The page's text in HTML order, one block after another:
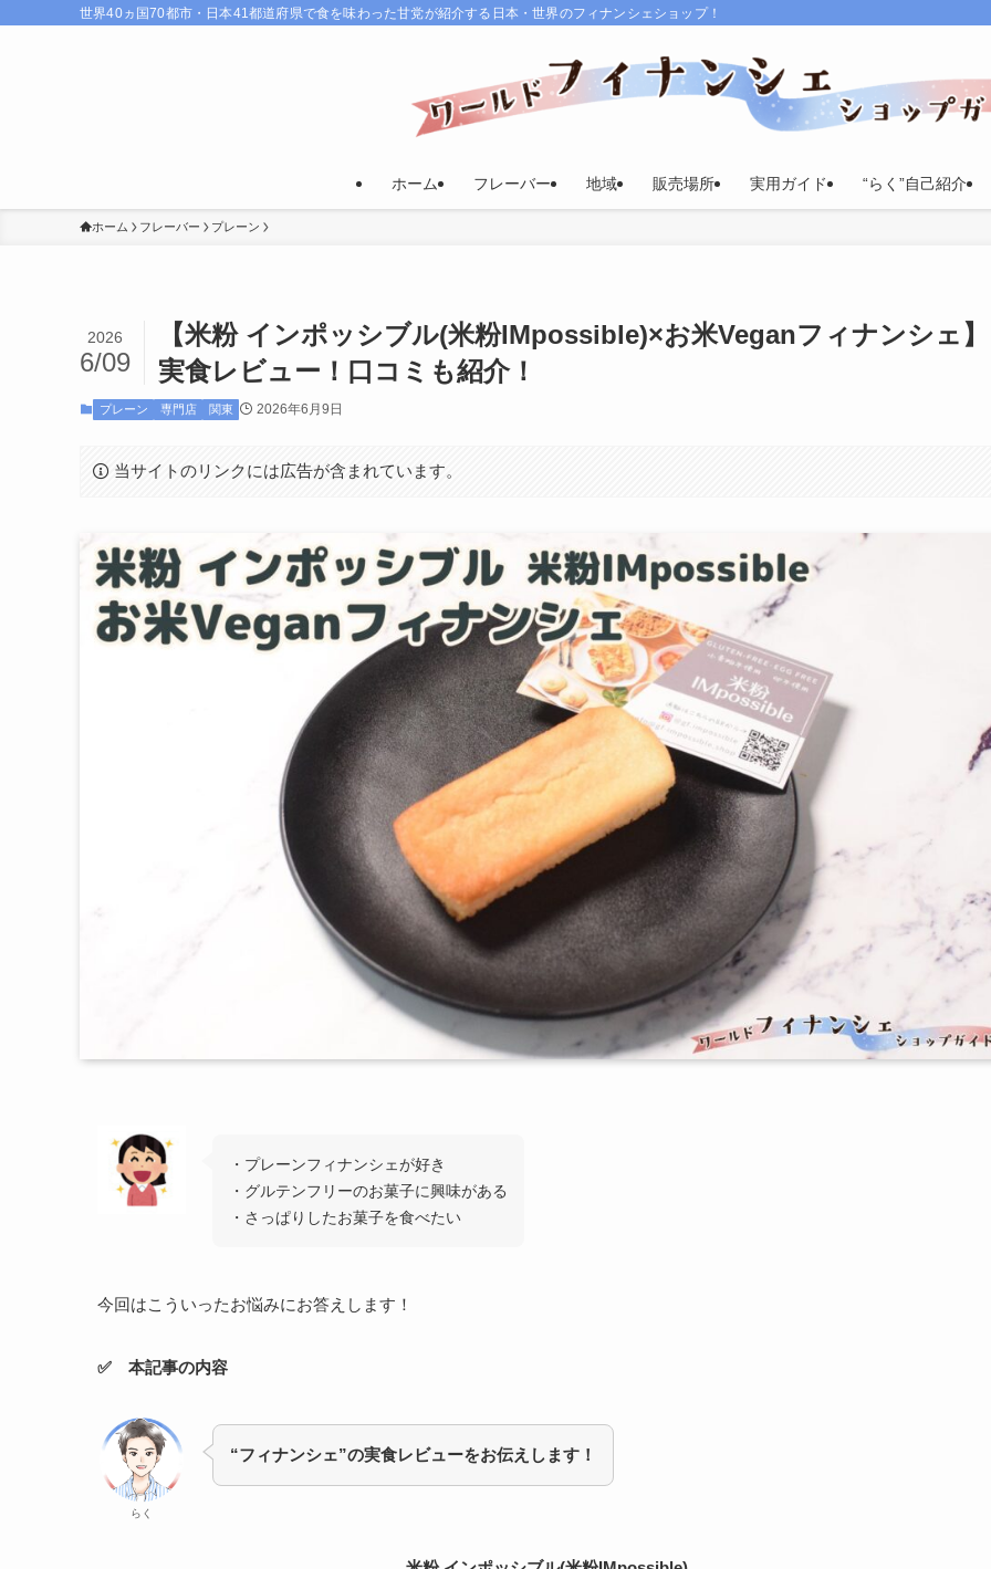
世界40ヵ国70都市・日本41都道府県で食を味わった甘党が紹介する日本・世界のフィナンシェショップ！
ホーム フレーバー 地域 販売場所 実用ガイド “らく”自己紹介
ホーム フレーバー プレーン
【米粉 インポッシブル(米粉IMpossible)×お米Veganフィナンシェ】
実食レビュー！口コミも紹介！
2026
6/09
プレーン 専門店 関東 2026年6月9日
当サイトのリンクには広告が含まれています。
・プレーンフィナンシェが好き
・グルテンフリーのお菓子に興味がある
・さっぱりしたお菓子を食べたい
今回はこういったお悩みにお答えします！
✅ 本記事の内容
らく
“フィナンシェ”の実食レビューをお伝えします！